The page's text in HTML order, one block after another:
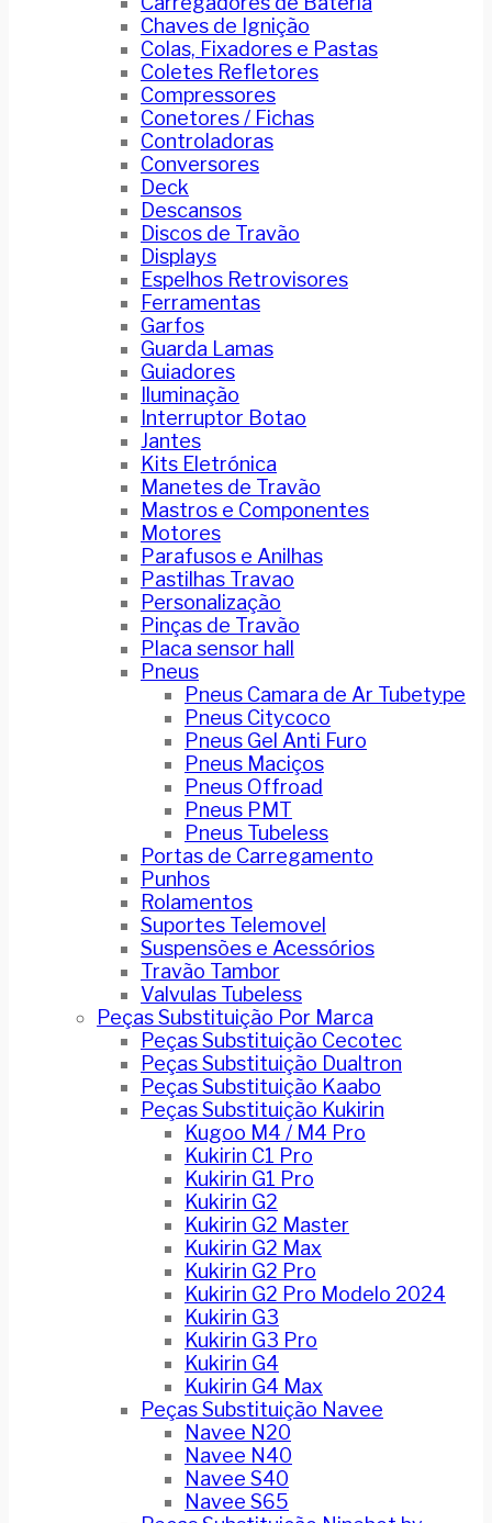
Chaves de Ignição
Colas, Fixadores e Pastas
Coletes Refletores
Compressores
Conetores / Fichas
Controladoras
Conversores
Deck
Descansos
Discos de Travão
Displays
Espelhos Retrovisores
Ferramentas
Garfos
Guarda Lamas
Guiadores
Iluminação
Interruptor Botao
Jantes
Kits Eletrónica
Manetes de Travão
Mastros e Componentes
Motores
Parafusos e Anilhas
Pastilhas Travao
Personalização
Pinças de Travão
Placa sensor hall
Pneus
Pneus Camara de Ar Tubetype
Pneus Citycoco
Pneus Gel Anti Furo
Pneus Maciços
Pneus Offroad
Pneus PMT
Pneus Tubeless
Portas de Carregamento
Punhos
Rolamentos
Suportes Telemovel
Suspensões e Acessórios
Travão Tambor
Valvulas Tubeless
Peças Substituição Por Marca
Peças Substituição Cecotec
Peças Substituição Dualtron
Peças Substituição Kaabo
Peças Substituição Kukirin
Kugoo M4 / M4 Pro
Kukirin C1 Pro
Kukirin G1 Pro
Kukirin G2
Kukirin G2 Master
Kukirin G2 Max
Kukirin G2 Pro
Kukirin G2 Pro Modelo 2024
Kukirin G3
Kukirin G3 Pro
Kukirin G4
Kukirin G4 Max
Peças Substituição Navee
Navee N20
Navee N40
Navee S40
Navee S65